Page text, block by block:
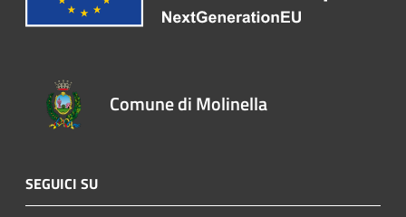
Comune di Molinella
SEGUICI SU